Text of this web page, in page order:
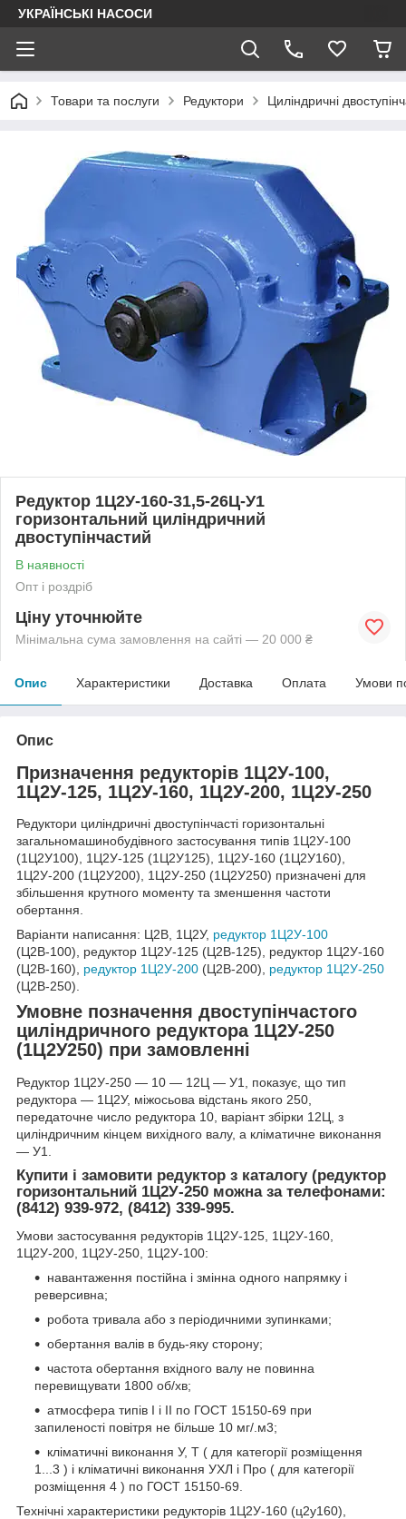
УКРАЇНСЬКІ НАСОСИ
Товари та послуги Редуктори Циліндричні
Редуктор 1Ц2У-160-31,5-26Ц-У1
горизонтальний циліндричний
двоступінчастий
В наявності
Опт і роздріб
Ціну уточнюйте
Мінімальна сума замовлення на сайті — 20 000 ₴
Опис Характеристики Доставка Оплата Умови
Опис
Призначення редукторів 1Ц2У-100,
1Ц2У-125, 1Ц2У-160, 1Ц2У-200, 1Ц2У-250
Редуктори циліндричні двоступінчасті горизонтальні
загальномашинобудівного застосування типів 1Ц2У-100
(1Ц2У100), 1Ц2У-125 (1Ц2У125), 1Ц2У-160 (1Ц2У160),
1Ц2У-200 (1Ц2У200), 1Ц2У-250 (1Ц2У250) призначені для
збільшення крутного моменту та зменшення частоти
обертання.
Варіанти написання: Ц2В, 1Ц2У, редуктор 1Ц2У-100
(Ц2В-100), редуктор 1Ц2У-125 (Ц2В-125), редуктор 1Ц2У-160
(Ц2В-160), редуктор 1Ц2У-200 (Ц2В-200), редуктор 1Ц2У-250
(Ц2В-250).
Умовне позначення двоступінчастого
циліндричного редуктора 1Ц2У-250
(1Ц2У250) при замовленні
Редуктор 1Ц2У-250 ― 10 ― 12Ц ― У1, показує, що тип
редуктора ― 1Ц2У, міжосьова відстань якого 250,
передаточне число редуктора 10, варіант збірки 12Ц, з
циліндричним кінцем вихідного валу, а кліматичне виконання
― У1.
Купити і замовити редуктор з каталогу (редуктор
горизонтальний 1Ц2У-250 можна за телефонами:
(8412) 939-972, (8412) 339-995.
Умови застосування редукторів 1Ц2У-125, 1Ц2У-160,
1Ц2У-200, 1Ц2У-250, 1Ц2У-100:
навантаження постійна і змінна одного напрямку і
реверсивна;
робота тривала або з періодичними зупинками;
обертання валів в будь-яку сторону;
частота обертання вхідного валу не повинна
перевищувати 1800 об/хв;
атмосфера типів I і II по ГОСТ 15150-69 при
запиленості повітря не більше 10 мг/.м3;
кліматичні виконання У, Т ( для категорії розміщення
1...3 ) і кліматичні виконання УХЛ і Про ( для категорії
розміщення 4 ) по ГОСТ 15150-69.
Технічні характеристики редукторів 1Ц2У-160 (ц2у160),